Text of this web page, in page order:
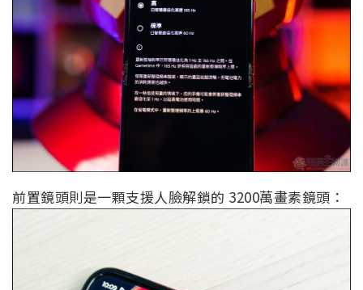
前置鏡頭則是一顆支援人臉解鎖的 3200萬畫素鏡頭：